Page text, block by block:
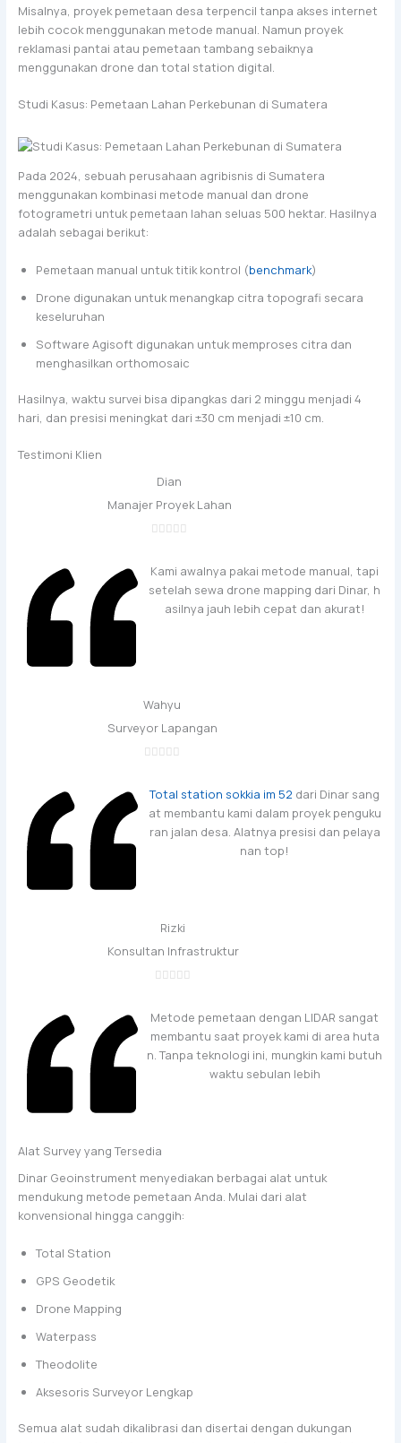
Misalnya, proyek pemetaan desa terpencil tanpa akses internet
lebih cocok menggunakan metode manual. Namun proyek
reklamasi pantai atau pemetaan tambang sebaiknya
menggunakan drone dan total station digital.
Studi Kasus: Pemetaan Lahan Perkebunan di Sumatera
Pada 2024, sebuah perusahaan agribisnis di Sumatera
menggunakan kombinasi metode manual dan drone
fotogrametri untuk pemetaan lahan seluas 500 hektar. Hasilnya
adalah sebagai berikut:
Pemetaan manual untuk titik kontrol (benchmark)
Drone digunakan untuk menangkap citra topografi secara
keseluruhan
Software Agisoft digunakan untuk memproses citra dan
menghasilkan orthomosaic
Hasilnya, waktu survei bisa dipangkas dari 2 minggu menjadi 4
hari, dan presisi meningkat dari ±30 cm menjadi ±10 cm.
Testimoni Klien
Dian
Manajer Proyek Lahan
Kami awalnya pakai metode manual, tapi
setelah sewa drone mapping dari Dinar, h
asilnya jauh lebih cepat dan akurat!
Wahyu
Surveyor Lapangan
Total station sokkia im 52 dari Dinar sang
at membantu kami dalam proyek penguku
ran jalan desa. Alatnya presisi dan pelaya
nan top!
Rizki
Konsultan Infrastruktur
Metode pemetaan dengan LIDAR sangat
membantu saat proyek kami di area huta
n. Tanpa teknologi ini, mungkin kami butuh
waktu sebulan lebih
Alat Survey yang Tersedia
Dinar Geoinstrument menyediakan berbagai alat untuk
mendukung metode pemetaan Anda. Mulai dari alat
konvensional hingga canggih:
Total Station
GPS Geodetik
Drone Mapping
Waterpass
Theodolite
Aksesoris Surveyor Lengkap
Semua alat sudah dikalibrasi dan disertai dengan dukungan